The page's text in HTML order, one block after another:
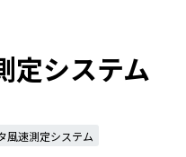
定システム
風速測定システム